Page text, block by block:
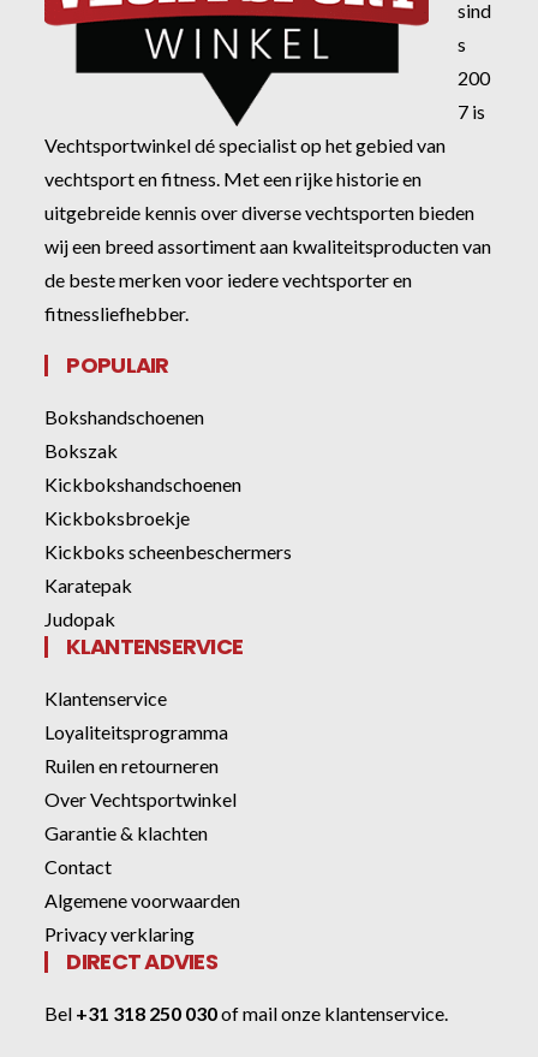
sind
s
200
7 is
Vechtsportwinkel dé specialist op het gebied van
vechtsport en fitness. Met een rijke historie en
uitgebreide kennis over diverse vechtsporten bieden
wij een breed assortiment aan kwaliteitsproducten van
de beste merken voor iedere vechtsporter en
fitnessliefhebber.
POPULAIR
Bokshandschoenen
Bokszak
Kickbokshandschoenen
Kickboksbroekje
Kickboks scheenbeschermers
Karatepak
Judopak
KLANTENSERVICE
Klantenservice
Loyaliteitsprogramma
Ruilen en retourneren
Over Vechtsportwinkel
Garantie & klachten
Contact
Algemene voorwaarden
Privacy verklaring
DIRECT ADVIES
Bel +31 318 250 030ofmail onze klantenservice.